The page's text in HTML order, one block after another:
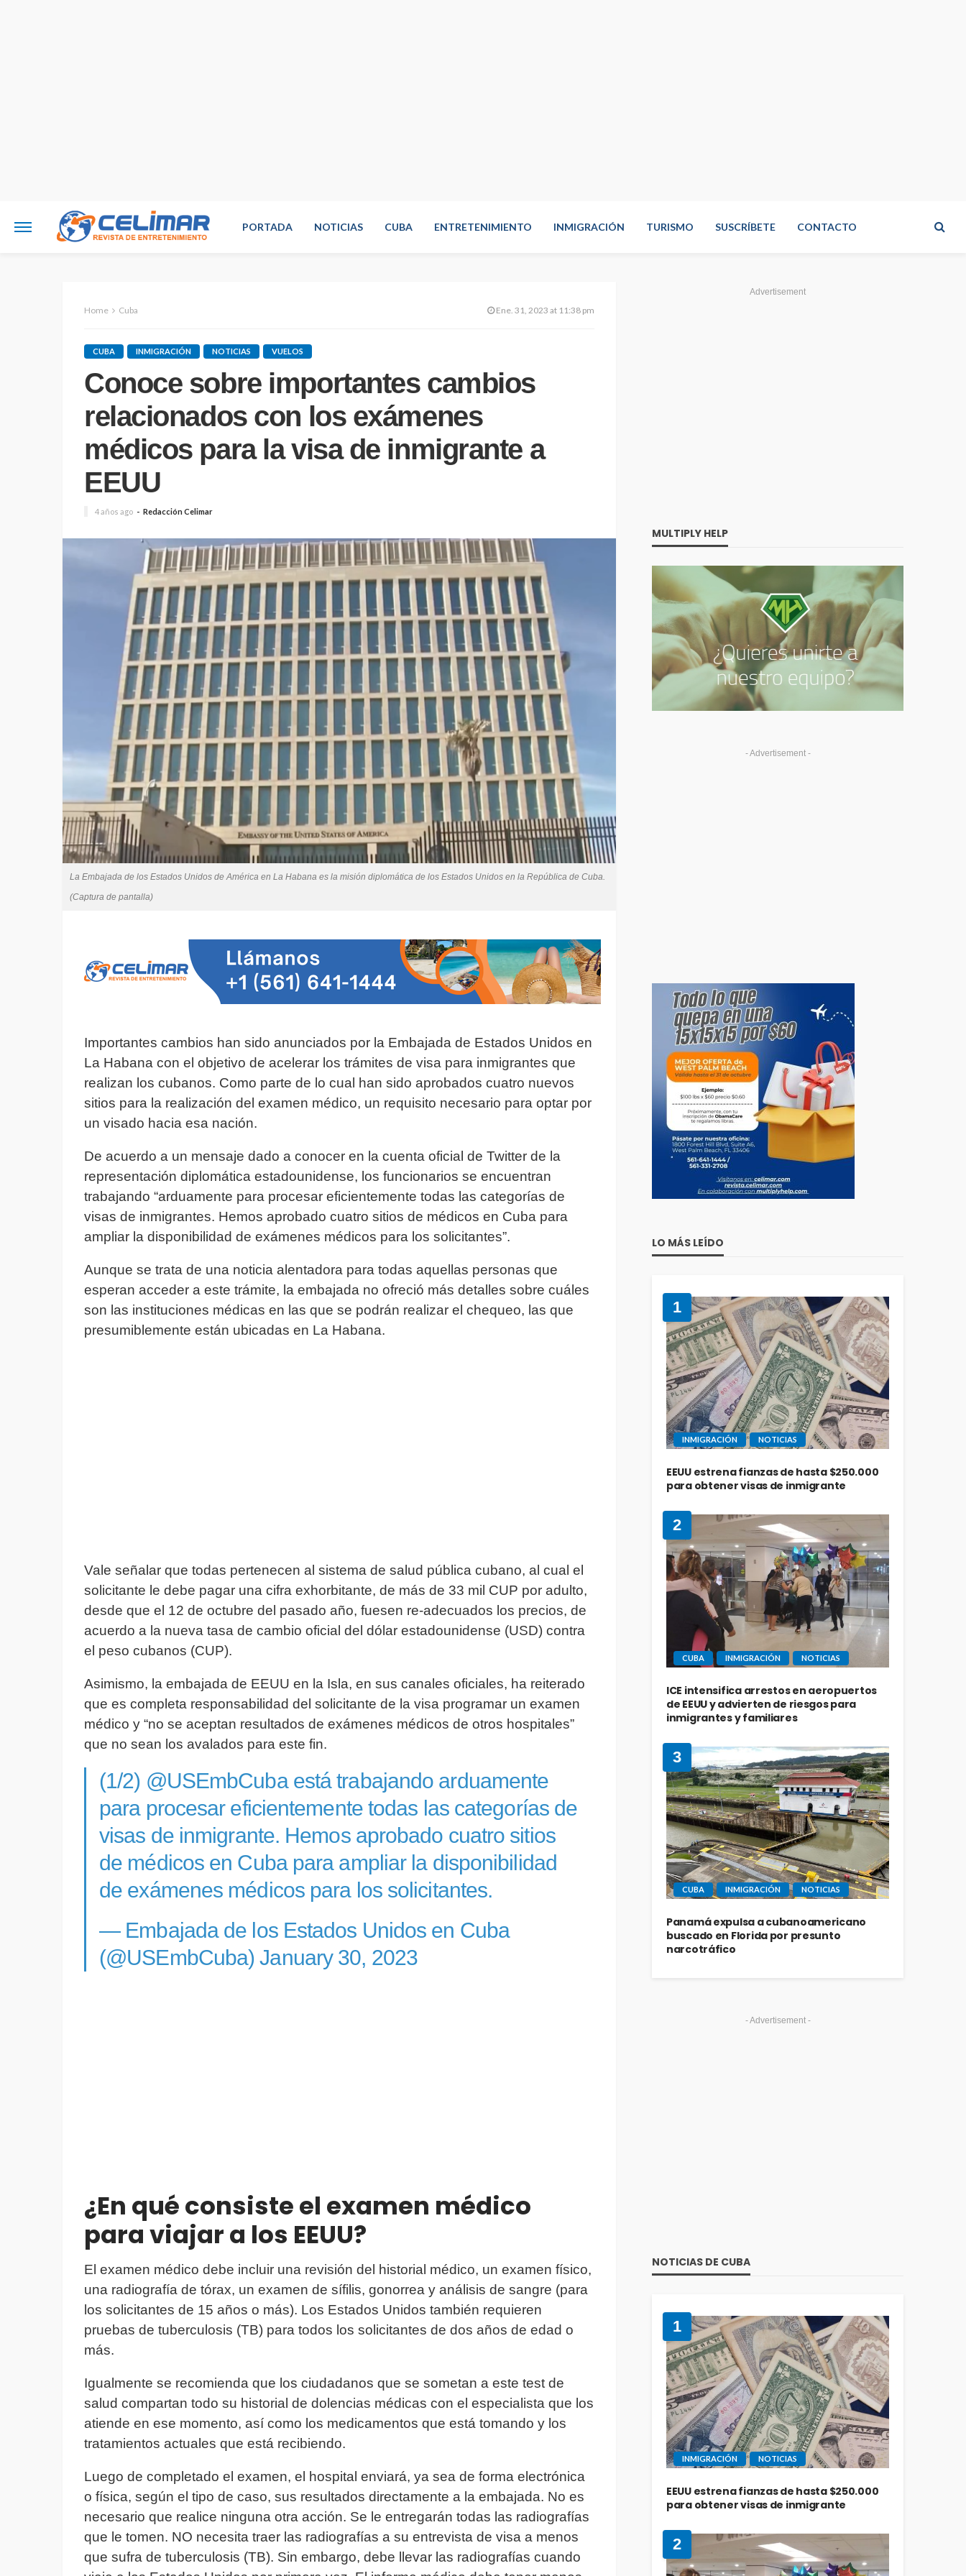
PORTADA NOTICIAS CUBA ENTRETENIMIENTO INMIGRACIÓN TURISMO SUSCRÍBETE CONTACTO
Home Cuba Ene. 31, 2023 at 11:38 pm
CUBA INMIGRACIÓN NOTICIAS VUELOS
Conoce sobre importantes cambios
relacionados con los exámenes
médicos para la visa de inmigrante a
EEUU
4 años ago Redacción Celimar
La Embajada de los Estados Unidos de América en La Habana es la misión diplomática de los Estados Unidos en la República de Cuba.
(Captura de pantalla)
Importantes cambios han sido anunciados por la Embajada de Estados Unidos en
La Habana con el objetivo de acelerar los trámites de visa para inmigrantes que
realizan los cubanos. Como parte de lo cual han sido aprobados cuatro nuevos
sitios para la realización del examen médico, un requisito necesario para optar por
un visado hacia esa nación.
De acuerdo a un mensaje dado a conocer en la cuenta oficial de Twitter de la
representación diplomática estadounidense, los funcionarios se encuentran
trabajando “arduamente para procesar eficientemente todas las categorías de
visas de inmigrantes. Hemos aprobado cuatro sitios de médicos en Cuba para
ampliar la disponibilidad de exámenes médicos para los solicitantes”.
Aunque se trata de una noticia alentadora para todas aquellas personas que
esperan acceder a este trámite, la embajada no ofreció más detalles sobre cuáles
son las instituciones médicas en las que se podrán realizar el chequeo, las que
presumiblemente están ubicadas en La Habana.
Vale señalar que todas pertenecen al sistema de salud pública cubano, al cual el
solicitante le debe pagar una cifra exhorbitante, de más de 33 mil CUP por adulto,
desde que el 12 de octubre del pasado año, fuesen re-adecuados los precios, de
acuerdo a la nueva tasa de cambio oficial del dólar estadounidense (USD) contra
el peso cubanos (CUP).
Asimismo, la embajada de EEUU en la Isla, en sus canales oficiales, ha reiterado
que es completa responsabilidad del solicitante de la visa programar un examen
médico y “no se aceptan resultados de exámenes médicos de otros hospitales”
que no sean los avalados para este fin.
(1/2) @USEmbCubaestá trabajando arduamente
para procesar eficientemente todas las categorías de
visas de inmigrante. Hemos aprobado cuatro sitios
de médicos en Cuba para ampliar la disponibilidad
de exámenes médicos para los solicitantes.
— Embajada de los Estados Unidos en Cuba
(@USEmbCuba)January 30, 2023
¿En qué consiste el examen médico
para viajar a los EEUU?
El examen médico debe incluir una revisión del historial médico, un examen físico,
una radiografía de tórax, un examen de sífilis, gonorrea y análisis de sangre (para
los solicitantes de 15 años o más). Los Estados Unidos también requieren
pruebas de tuberculosis (TB) para todos los solicitantes de dos años de edad o
más.
Igualmente se recomienda que los ciudadanos que se sometan a este test de
salud compartan todo su historial de dolencias médicas con el especialista que los
atiende en ese momento, así como los medicamentos que está tomando y los
tratamientos actuales que está recibiendo.
Luego de completado el examen, el hospital enviará, ya sea de forma electrónica
o física, según el tipo de caso, sus resultados directamente a la embajada. No es
necesario que realice ninguna otra acción. Se le entregarán todas las radiografías
que le tomen. NO necesita traer las radiografías a su entrevista de visa a menos
que sufra de tuberculosis (TB). Sin embargo, debe llevar las radiografías cuando
Advertisement
MULTIPLY HELP
- Advertisement -
LO MÁS LEÍDO
1
INMIGRACIÓN NOTICIAS
EEUU estrena fianzas de hasta $250.000
para obtener visas de inmigrante
2
CUBA INMIGRACIÓN NOTICIAS
ICE intensifica arrestos en aeropuertos
de EEUU y advierten de riesgos para
inmigrantes y familiares
3
CUBA INMIGRACIÓN NOTICIAS
Panamá expulsa a cubanoamericano
buscado en Florida por presunto
narcotráfico
- Advertisement -
NOTICIAS DE CUBA
1
INMIGRACIÓN NOTICIAS
EEUU estrena fianzas de hasta $250.000
para obtener visas de inmigrante
2